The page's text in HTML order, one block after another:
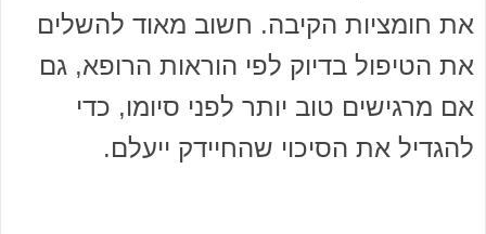
את חומציות הקיבה. חשוב מאוד להשלים
את הטיפול בדיוק לפי הוראות הרופא, גם
אם מרגישים טוב יותר לפני סיומו, כדי
להגדיל את הסיכוי שהחיידק ייעלם.